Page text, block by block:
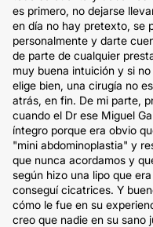
es primero, no dejarse
en día no hay pretexto, se
personalmente y darte
de parte de cualquier
muy buena intuición y si
elige bien, una cirugía no
atrás, en fin. De mi parte,
cuando el Dr ese Miguel
íntegro porque era obvio
"mini abdominoplastia" y
que nunca acordamos y
según hizo una lipo que
conseguí cicatrices. Y
cómo le fue en su
creo que nadie en su sano